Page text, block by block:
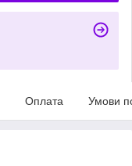
Оплата Умови